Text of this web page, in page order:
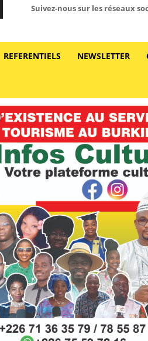
Suivez-nous sur les réseaux
REFERENTIELS NEWSLETTER